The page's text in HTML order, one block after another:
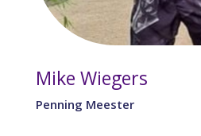
Mike Wiegers
Penning Meester